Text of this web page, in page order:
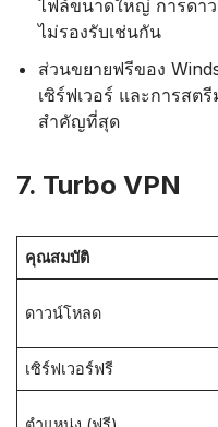
ไฟล์ขนาดใหญ่ การดา
ไม่รองรับเช่นกัน
ส่วนขยายฟรีของ
เซิร์ฟเวอร์ และการสต
สำคัญที่สุด
7. Turbo VPN
คุณสมบัติ
ดาวน์โหลด
เซิร์ฟเวอร์ฟรี